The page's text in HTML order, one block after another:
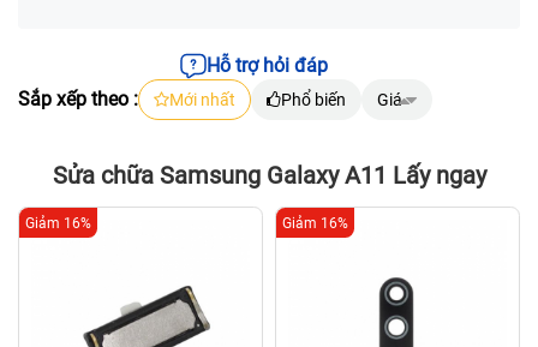
Hỗ trợ hỏi đáp
Sắp xếp theo :
Mới nhất Phổ biến Giá
Sửa chữa Samsung Galaxy A11 Lấy ngay
Giảm 16% Giảm 16%